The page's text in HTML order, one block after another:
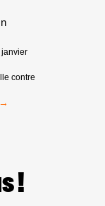
janvier
contre
!